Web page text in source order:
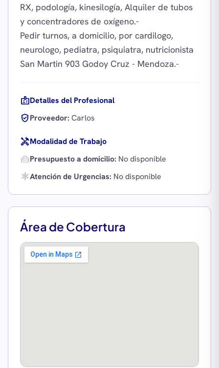
RX, podología, kinesilogía, Alquiler de tubos
y concentradores de oxígeno.-
Pedir turnos, a domicilio, por cardilogo,
neurologo, pediatra, psiquiatra, nutricionista
badgeDetalles del Profesional
verified_userProveedor: Carlos
handymanModalidad de Trabajo
home_repair_servicePresupuesto a domicilio: No disponible
emergencyAtención de Urgencias: No disponible
Área de Cobertura